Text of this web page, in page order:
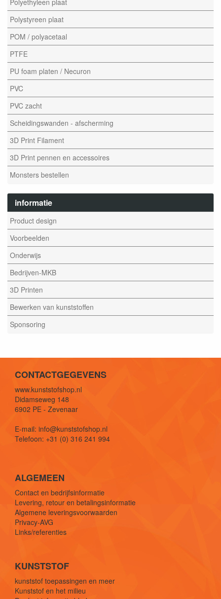
Polyethyleen plaat
Polystyreen plaat
POM / polyacetaal
PTFE
PU foam platen / Necuron
PVC
PVC zacht
Scheidingswanden - afscherming
3D Print Filament
3D Print pennen en accessoires
Monsters bestellen
informatie
Product design
Voorbeelden
Onderwijs
Bedrijven-MKB
3D Printen
Bewerken van kunststoffen
Sponsoring
CONTACTGEGEVENS
www.kunststofshop.nl
Didamseweg 148
6902 PE - Zevenaar
E-mail: info@kunststofshop.nl
Telefoon: +31 (0) 316 241 994
ALGEMEEN
Contact en bedrijfsinformatie
Levering, retour en betalingsinformatie
Algemene leveringsvoorwaarden
Privacy-AVG
Links/referenties
KUNSTSTOF
kunststof toepassingen en meer
Kunststof en het milieu